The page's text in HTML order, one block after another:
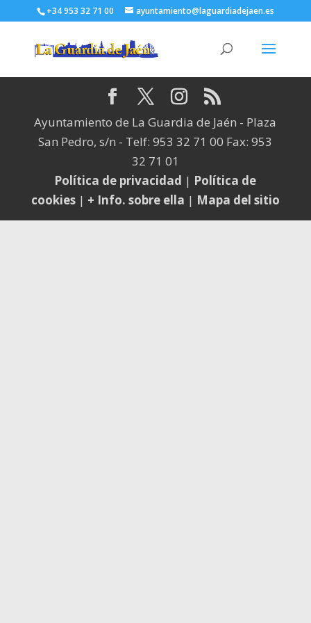
+34 953 32 71 00 ayuntamiento@laguardiadejaen.es
Ayuntamiento de La Guardia de Jaén - Plaza
San Pedro, s/n - Telf: 953 32 71 00 Fax: 953
32 71 01
Política de privacidad | Política de
cookies| + Info. sobre ella | Mapa del sitio